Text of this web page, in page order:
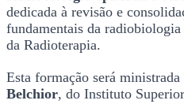
dedicada à revisão e
fundamentais da
da Radioterapia.
Esta formação será ministrada
Belchior, do Instituto